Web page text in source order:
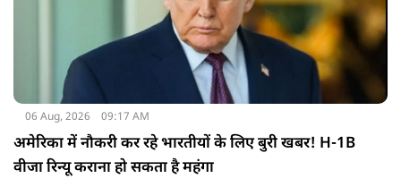
06 Aug, 2026 09:17 AM
अमेरिका में नौकरी कर रहे भारतीयों के लिए बुरी खबर! H-1B
वीजा रिन्यू कराना हो सकता है महंगा